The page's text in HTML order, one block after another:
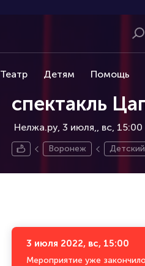
Театр Детям Помощь
спектакль
Нелжа.ру, 3 июля, вс, 15:00
Воронеж
3 июля 2022, вс, 15:00
Мероприятие уже